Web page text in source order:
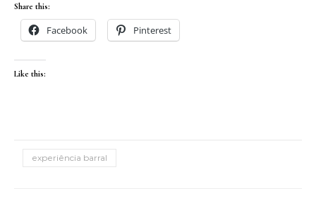
Share this:
Facebook Pinterest
Like this:
experiência barral